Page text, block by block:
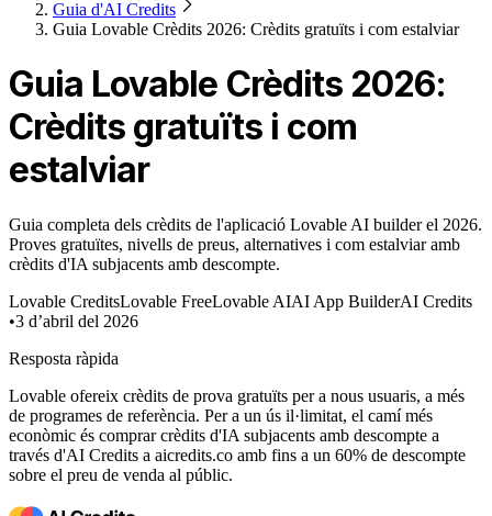
Guia d'AI Credits
Guia Lovable Crèdits 2026: Crèdits gratuïts i com estalviar
Guia Lovable Crèdits 2026:
Crèdits gratuïts i com
estalviar
Guia completa dels crèdits de l'aplicació Lovable AI builder el 2026.
Proves gratuïtes, nivells de preus, alternatives i com estalviar amb
crèdits d'IA subjacents amb descompte.
Lovable CreditsLovable FreeLovable AIAI App BuilderAI Credits
•3 d’abril del 2026
Resposta ràpida
Lovable ofereix crèdits de prova gratuïts per a nous usuaris, a més
de programes de referència. Per a un ús il·limitat, el camí més
econòmic és comprar crèdits d'IA subjacents amb descompte a
través d'AI Credits a aicredits.co amb fins a un 60% de descompte
sobre el preu de venda al públic.